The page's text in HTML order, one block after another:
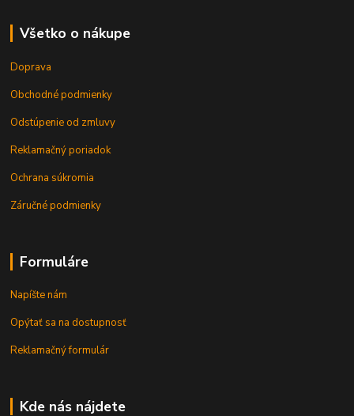
Všetko o nákupe
Doprava
Obchodné podmienky
Odstúpenie od zmluvy
Reklamačný poriadok
Ochrana súkromia
Záručné podmienky
Formuláre
Napíšte nám
Opýtať sa na dostupnosť
Reklamačný formulár
Kde nás nájdete